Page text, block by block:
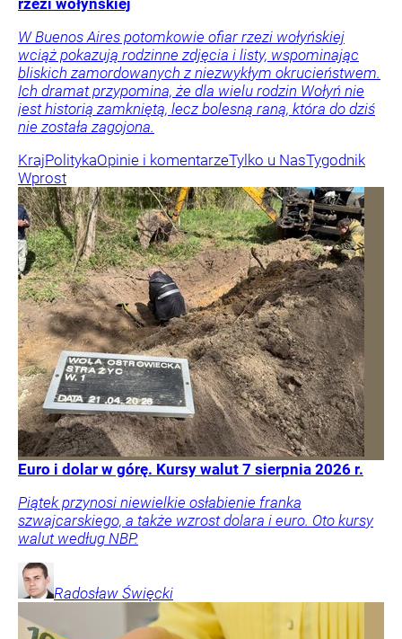
rzezi wołyńskiej
W Buenos Aires potomkowie ofiar rzezi wołyńskiej
wciąż pokazują rodzinne zdjęcia i listy, wspominając
bliskich zamordowanych z niezwykłym okrucieństwem.
Ich dramat przypomina, że dla wielu rodzin Wołyń nie
jest historią zamkniętą, lecz bolesną raną, która do dziś
nie została zagojona.
KrajPolitykaOpinie i komentarzeTylko u NasTygodnik
Wprost
Euro i dolar w górę. Kursy walut 7 sierpnia 2026 r.
Piątek przynosi niewielkie osłabienie franka
szwajcarskiego, a także wzrost dolara i euro. Oto kursy
walut według NBP.
Radosław Święcki